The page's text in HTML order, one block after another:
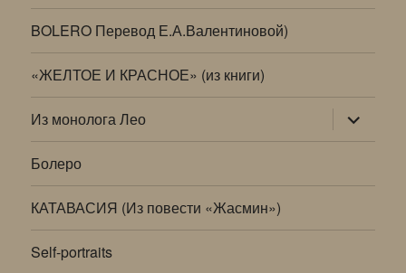
BOLERO Перевод Е.А.Валентиновой)
«ЖЕЛТОЕ И КРАСНОЕ» (из книги)
Из монолога Лео раскрыть
дочернее
меню
Болеро
КАТАВАСИЯ (Из повести «Жасмин»)
Self-portraits